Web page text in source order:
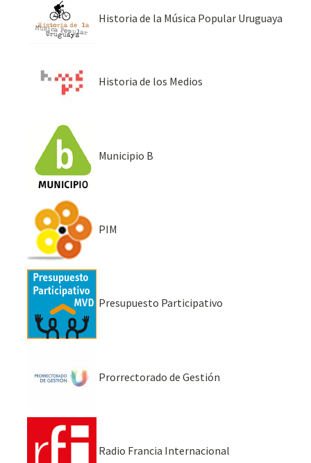
Historia de la Música Popular Uruguaya
Historia de los Medios
Municipio B
PIM
Presupuesto Participativo
Prorrectorado de Gestión
Radio Francia Internacional